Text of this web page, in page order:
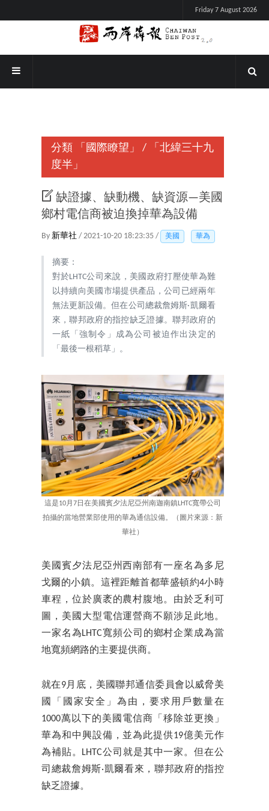
Friday 7 August 2026
分類 「國際瞭望」 /
「北緯三十九
度半」
缺證據、缺動機、缺資源—美國
鄉村電信商被迫換掉華為設備
By 新華社 / 2021-10-20 18:23:35 / 美國 華為
摘要：
對於LHTC公司來說，美國政府打壓使華為難
以持續向美國市場提供產品，公司已經兩年
無法更新設備。但在公司總裁詹姆斯·凱爾看
來，聯邦政府的指控缺乏證據。聯邦政府的
一紙「強制令」成為公司被迫作出決定的
「最後一根稻草」。
這是10月7日在美國賓夕法尼亞州南迦南鎮LHTC寬帶公司
拍攝的當地營業部使用的華為通信設備。（圖片來源：新
華社）
美國賓夕法尼亞州西南部有一座名為多尼
戈爾的小鎮。這裡距離首都華盛頓約4小時
車程，位於廣袤的農村腹地。由於乏利可
圖，美國大型電信運營商不願涉足此地。
一家名為LHTC寬頻公司的鄉村企業成為當
地寬頻網路的主要提供商。
就在9月底，美國聯邦通信委員會以威脅美
國「國家安全」為由，要求用戶數量在
1000萬以下的美國電信商「移除並更換」
華為和中興設備，並為此提供19億美元作
為補貼。LHTC公司就是其中一家。但在公
司總裁詹姆斯·凱爾看來，聯邦政府的指控
缺乏證據。